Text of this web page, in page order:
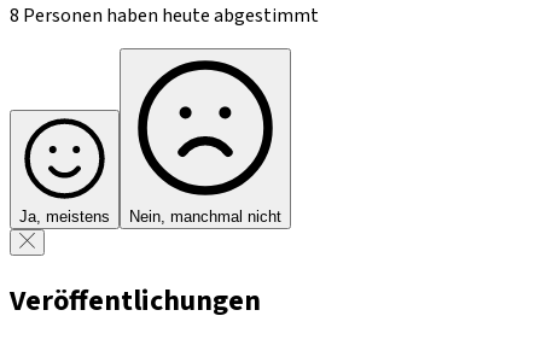
8 Personen haben heute abgestimmt
Ja, meistens Nein, manchmal nicht
Veröffentlichungen